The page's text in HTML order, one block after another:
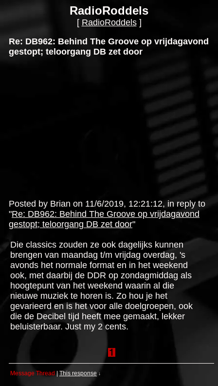
RadioRoddels
[ RadioRoddels]
Re: DB962: Behind The Groove op vrijdagavond
gestopt; teloorgang DB zet door
Posted by Brian on 11/6/2019, 12:21:12, in reply to
"Re: DB962: Behind The Groove op vrijdagavond
gestopt; teloorgang DB zet door"
Die classics zouden ze ook dagelijks kunnen
brengen van maandag t/m vrijdag overdag, 's
avonds het normale format en in het weekend
ook, met daarbij de DDR op zondagmiddag als
hoogtepunt van het weekend waarin al die
nieuwe muziek te horen is. Zo hou je het
gevarieerd en is het voor alle doelgroepen, ook
die de Decibel tijd heeft mee gemaakt, lekker
beluisterbaar. Just my 2 cents.
Message Thread |This response ↓